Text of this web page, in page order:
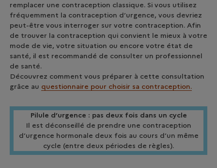
remplacer une contraception classique. Si vous utilisez
fréquemment la contraception d’urgence, vous devriez
peut-être vous interroger sur votre contraception. Afin
de trouver la contraception qui convient le mieux à votre
mode de vie, votre situation ou encore votre état de
santé, il est recommandé de consulter un professionnel
de santé.
Découvrez comment vous préparer à cette consultation
grâce au questionnaire pour choisir sa contraception.
Pilule d’urgence : pas deux fois dans un cycle
Il est déconseillé de prendre une contraception
d’urgence hormonale deux fois au cours d’un même
cycle (entre deux périodes de règles).